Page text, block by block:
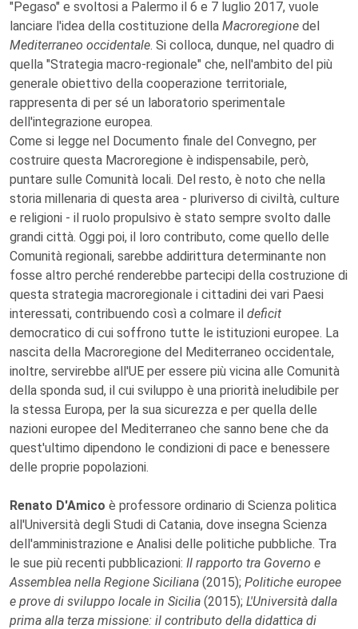
"Pegaso" e svoltosi a Palermo il 6 e 7 luglio 2017, vuole
lanciare l'idea della costituzione della Macroregione del
Mediterraneo occidentale. Si colloca, dunque, nel quadro di
quella "Strategia macro-regionale" che, nell'ambito del più
generale obiettivo della cooperazione territoriale,
rappresenta di per sé un laboratorio sperimentale
dell'integrazione europea.
Come si legge nel Documento finale del Convegno, per
costruire questa Macroregione è indispensabile, però,
puntare sulle Comunità locali. Del resto, è noto che nella
storia millenaria di questa area - pluriverso di civiltà, culture
e religioni - il ruolo propulsivo è stato sempre svolto dalle
grandi città. Oggi poi, il loro contributo, come quello delle
Comunità regionali, sarebbe addirittura determinante non
fosse altro perché renderebbe partecipi della costruzione di
questa strategia macroregionale i cittadini dei vari Paesi
interessati, contribuendo così a colmare il deficit
democratico di cui soffrono tutte le istituzioni europee. La
nascita della Macroregione del Mediterraneo occidentale,
inoltre, servirebbe all'UE per essere più vicina alle Comunità
della sponda sud, il cui sviluppo è una priorità ineludibile per
la stessa Europa, per la sua sicurezza e per quella delle
nazioni europee del Mediterraneo che sanno bene che da
quest'ultimo dipendono le condizioni di pace e benessere
delle proprie popolazioni.
Renato D'Amico è professore ordinario di Scienza politica
all'Università degli Studi di Catania, dove insegna Scienza
dell'amministrazione e Analisi delle politiche pubbliche. Tra
le sue più recenti pubblicazioni: Il rapporto tra Governo e
Assemblea nella Regione Siciliana (2015); Politiche europee
e prove di sviluppo locale in Sicilia (2015); L'Università dalla
prima alla terza missione: il contributo della didattica di